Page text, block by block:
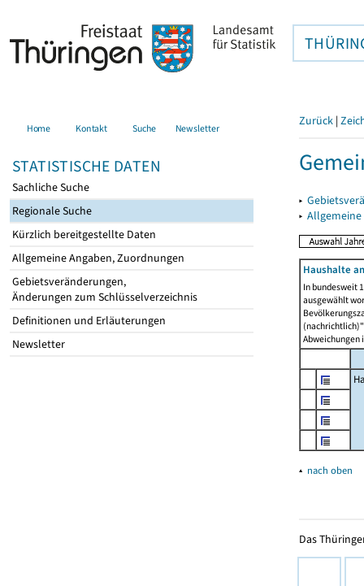
Home Kontakt Suche Newsletter
STATISTISCHE DATEN
Sachliche Suche
Regionale Suche
Kürzlich bereitgestellte Daten
Allgemeine Angaben, Zuordnungen
Gebietsveränderungen,
Änderungen zum Schlüsselverzeichnis
Definitionen und Erläuterungen
Newsletter
Zurück |
▸
▸
Haushalte
In bundesweit
ausgewählt
Abweichungen
▴ nach oben
Das